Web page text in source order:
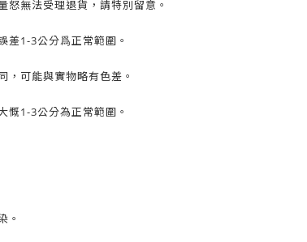
怒無法受理退貨，請特別留意。
差1-3公分爲正常範圍。
，可能與實物略有色差。
慨1-3公分為正常範圍。
。